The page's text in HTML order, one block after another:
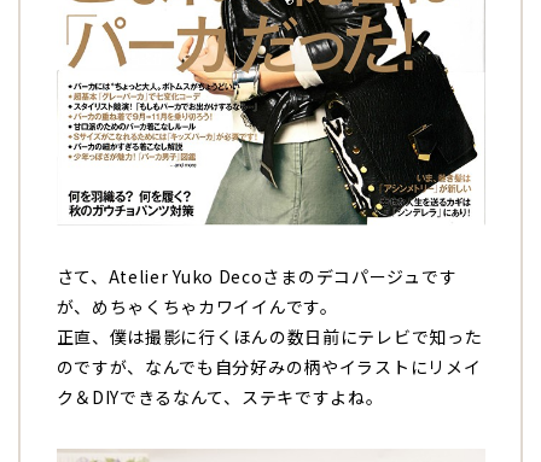
さて、Atelier Yuko Decoさまのデコパージュです
が、めちゃくちゃカワイイんです。
正直、僕は撮影に行くほんの数日前にテレビで知った
のですが、なんでも自分好みの柄やイラストにリメイ
ク＆DIYできるなんて、ステキですよね。